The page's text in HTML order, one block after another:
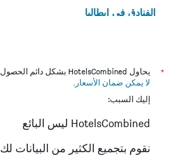
الفنادق في إيطاليا
*
يحاول HotelsCombined بشكل دائم الحصول على الأسعار الدقيقة، ولكن
لا يمكن ضمان الأسعار .
إليك السبب:
HotelsCombined ليس البائع
نقوم بتجميع الكثير من البيانات لك